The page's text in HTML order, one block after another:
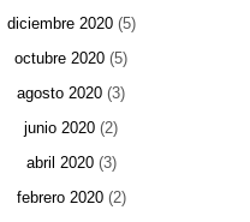
diciembre 2020(5)
octubre 2020 (5)
agosto 2020 (3)
junio 2020 (2)
abril 2020(3)
febrero 2020(2)